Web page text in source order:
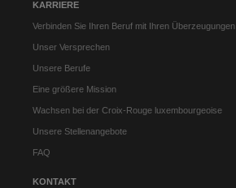
KARRIERE
Verbinden Sie Ihren Beruf mit Ihren Überzeugungen
Unser Versprechen
Unsere Berufe
Eine größere Mission
Wachsen bei der Croix-Rouge luxembourgeoise
Unsere Stellenangebote
FAQ
KONTAKT